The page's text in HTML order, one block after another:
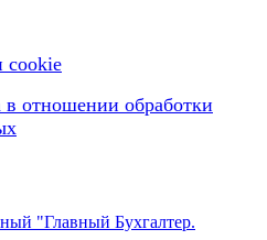
cookie
в отношении обработки
"Главный Бухгалтер.